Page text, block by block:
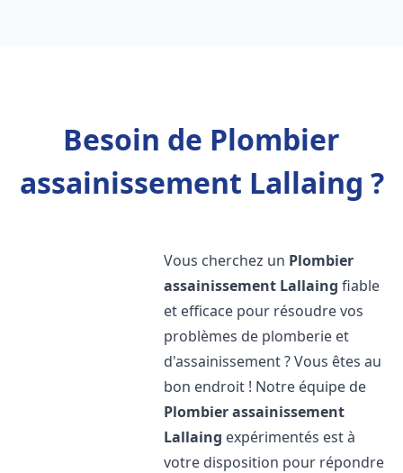
Besoin de Plombier
assainissement Lallaing ?
Vous cherchez un Plombier
assainissement Lallaing fiable
et efficace pour résoudre vos
problèmes de plomberie et
d'assainissement ? Vous êtes au
bon endroit ! Notre équipe de
Plombier assainissement
Lallaing expérimentés est à
votre disposition pour répondre